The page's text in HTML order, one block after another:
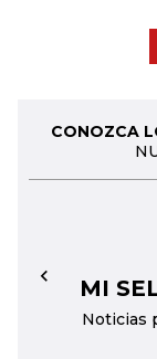
CONOZCA
MI
Noticias
←